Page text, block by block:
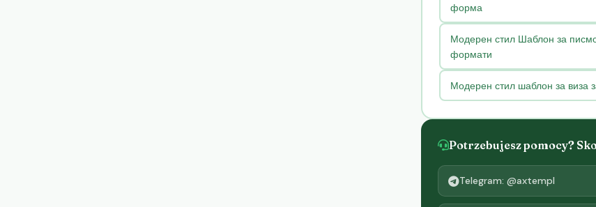
форма
Модерен стил Шаблон за
формати
Модерен стил шаблон за виза
Potrzebujesz pomocy?
Telegram: @axtempl